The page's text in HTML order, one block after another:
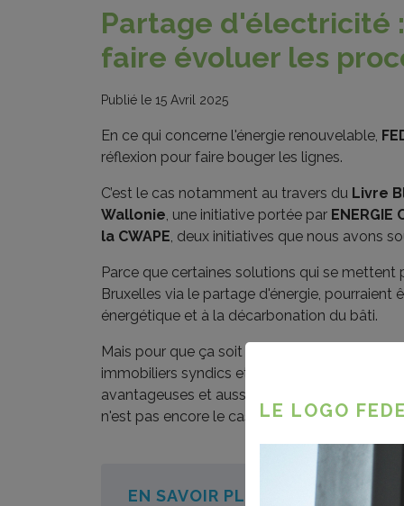
Partage d'électricité
faire évoluer les
Publié le 15 Avril 2025
En ce qui concerne l'énergie renouvelable,
réflexion pour faire bouger les lignes.
C’est le cas notamment au travers du Livre
Wallonie , une initiative portée par ENERGIE
la CWAPE , deux initiatives que nous avons
Parce que certaines solutions qui se
Bruxelles via le partage d'énergie,
énergétique et à la décarbonation du bâti.
Mais pour que ça soit progressivement mis
immobiliers syndics et régisseurs, il faut
avantageuses et aussi que la gestion soit
n'est pas encore le cas.
EN SAVOIR PLUS
LE LOGO